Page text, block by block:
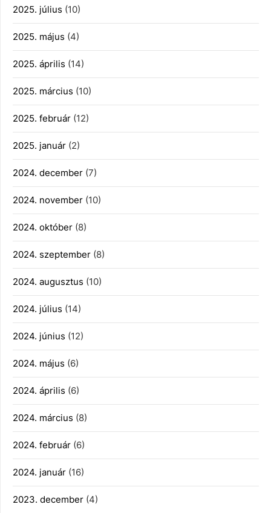
2025. július (10)
2025. május (4)
2025. április (14)
2025. március (10)
2025. február (12)
2025. január (2)
2024. december (7)
2024. november (10)
2024. október (8)
2024. szeptember (8)
2024. augusztus (10)
2024. július (14)
2024. június (12)
2024. május (6)
2024. április (6)
2024. március (8)
2024. február (6)
2024. január (16)
2023. december (4)